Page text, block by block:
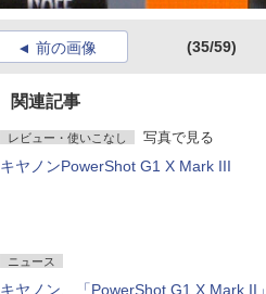
前の画像 (35/59)
関連記事
レビュー・使いこなし 写真で見る
キヤノンPowerShot G1 X Mark III
ニュース
キヤノン、「PowerShot G1 X Mark II